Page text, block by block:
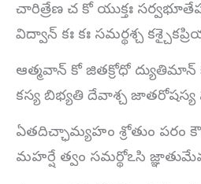
చారిత్రేణ చ కో యుక్తః
విద్వాన్ కః కః సమర్థశ్చ
ఆత్మవాన్ కో జితక్రోధో ద్యుతిమాన్
కస్య బిభ్యతి దేవాశ్చ జాతరోషస్య
ఏతదిచ్ఛామ్యహం శ్రోతుం పరం
మహర్షే త్వం సమర్థోఽసి